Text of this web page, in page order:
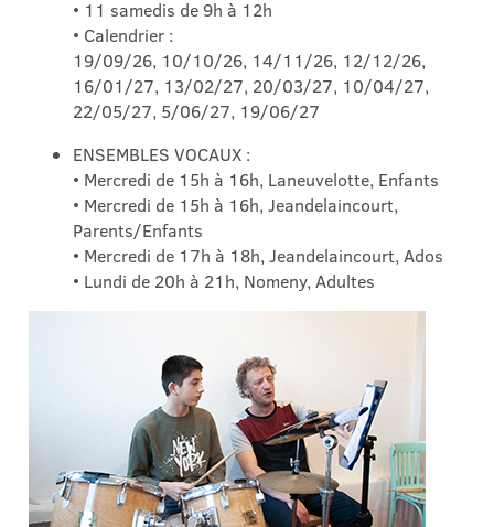
• 11 samedis de 9h à 12h
• Calendrier :
19/09/26, 10/10/26, 14/11/26, 12/12/26,
16/01/27, 13/02/27, 20/03/27, 10/04/27,
22/05/27, 5/06/27, 19/06/27
ENSEMBLES VOCAUX :
• Mercredi de 15h à 16h, Laneuvelotte, Enfants
• Mercredi de 15h à 16h, Jeandelaincourt,
Parents/Enfants
• Mercredi de 17h à 18h, Jeandelaincourt, Ados
• Lundi de 20h à 21h, Nomeny, Adultes